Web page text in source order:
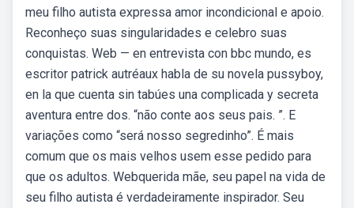
meu filho autista expressa amor incondicional e apoio.
Reconheço suas singularidades e celebro suas
conquistas. Web — en entrevista con bbc mundo, es
escritor patrick autréaux habla de su novela pussyboy,
en la que cuenta sin tabúes una complicada y secreta
aventura entre dos. “não conte aos seus pais. ”. E
variações como “será nosso segredinho”. É mais
comum que os mais velhos usem esse pedido para
que os adultos. Webquerida mãe, seu papel na vida de
seu filho autista é verdadeiramente inspirador. Seu